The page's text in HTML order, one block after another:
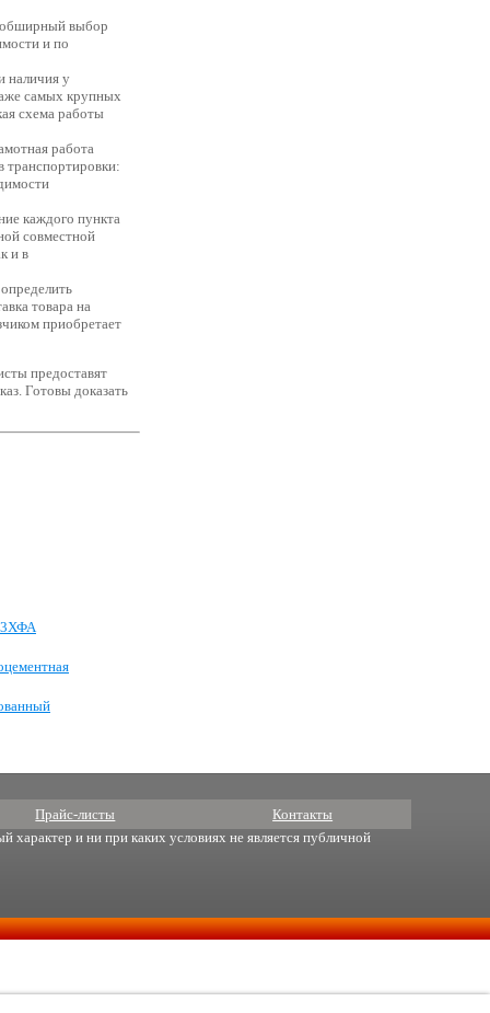
обширный выбор
и по
наличия у
самых крупных
схема работы
работа
транспортировки:
каждого пункта
совместной
и в
товара на
приобретает
предоставят
Готовы доказать
Прайс-листы Контакты
характер и ни при каких условиях не является публичной